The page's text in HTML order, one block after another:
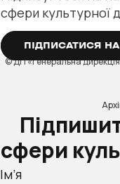
сфери культурної
ПІДПИСАТИСЯ
© ДП «Генеральна
сфери
Ім’я